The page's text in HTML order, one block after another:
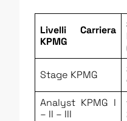
Livelli Carriera
KPMG
Stage KPMG
Analyst KPMG I
– II – III